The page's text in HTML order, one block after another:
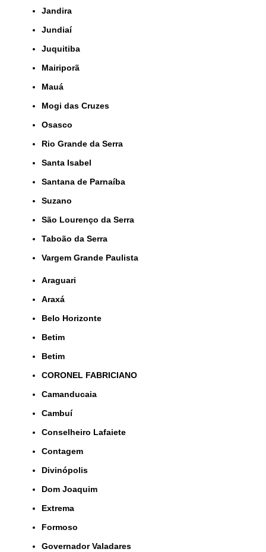
Jandira
Jundiaí
Juquitiba
Mairiporã
Mauá
Mogi das Cruzes
Osasco
Rio Grande da Serra
Santa Isabel
Santana de Parnaíba
Suzano
São Lourenço da Serra
Taboão da Serra
Vargem Grande Paulista
Araguari
Araxá
Belo Horizonte
Betim
Betim
CORONEL FABRICIANO
Camanducaia
Cambuí
Conselheiro Lafaiete
Contagem
Divinópolis
Dom Joaquim
Extrema
Formoso
Governador Valadares